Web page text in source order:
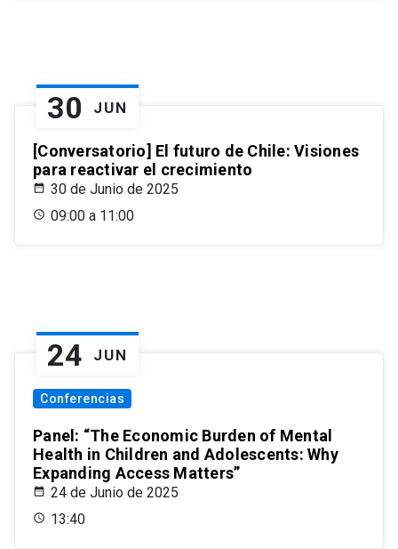
30 JUN
[Conversatorio] El futuro de Chile: Visiones
para reactivar el crecimiento
30 de Junio de 2025
09:00 a 11:00
24 JUN
Conferencias
Panel: “The Economic Burden of Mental
Health in Children and Adolescents: Why
Expanding Access Matters”
24 de Junio de 2025
13:40